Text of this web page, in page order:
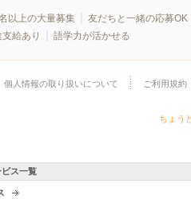
以上の大量募集 友だちと一緒の応募OK
給あり 語学力が活かせる
個人情報の取り扱いについて ご利用規約
ちょう
ビス一覧